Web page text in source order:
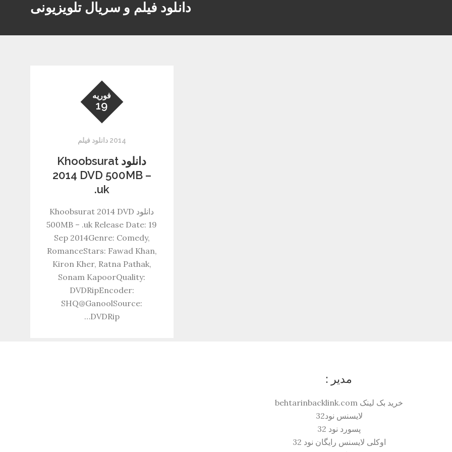
دانلود فیلم و سریال تلویزیونی
فوریه
19
2014 دانلود فیلم
دانلود Khoobsurat
2014 DVD 500MB –
.uk
دانلود Khoobsurat 2014 DVD
500MB – .uk Release Date: 19
Sep 2014Genre: Comedy,
RomanceStars: Fawad Khan,
Kiron Kher, Ratna Pathak,
Sonam KapoorQuality:
DVDRipEncoder:
SHQ@GanoolSource:
DVDRip…
مدیر :
خرید بک لینک behtarinbacklink.com
لایسنس نود32
پسورد نود 32
اوکلی لایسنس رایگان نود 32